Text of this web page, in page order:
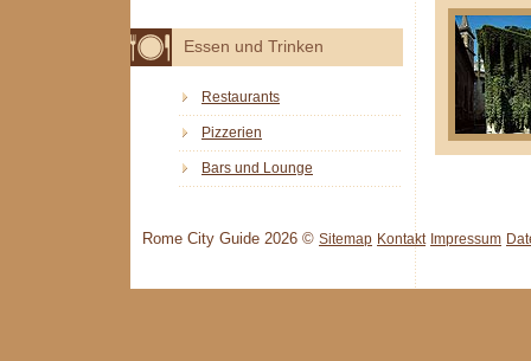
Essen und Trinken
Restaurants
Pizzerien
Bars und Lounge
Rome City Guide 2026 © Sitemap Kontakt Impressum